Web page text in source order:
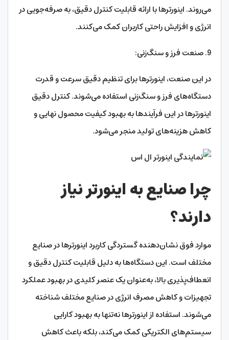
می‌روند. اینورترها با ارائه قابلیت کنترل دقیق، به صرفه‌جویی در
انرژی و افزایش راحتی کاربران کمک می‌کنند.
9. صنعت فرز و سنگ‌زنی:
در این صنعت، اینورترها برای تنظیم دقیق سرعت و قدرت
دستگاه‌های فرز و سنگ‌زنی استفاده می‌شوند. کنترل دقیق
اینورترها در این فرآیندها به بهبود کیفیت محصول نهایی و
کاهش هزینه‌های تولید منجر می‌شود.
چرا صنایع به اینورتر نیاز
دارند؟
موارد فوق نشان‌دهنده گستردگی کاربرد اینورترها در صنایع
مختلف است. این دستگاه‌ها به دلیل قابلیت کنترل دقیق و
انعطاف‌پذیری بالا، به‌عنوان یک عنصر کلیدی در بهبود عملکرد
تجهیزات و کاهش مصرف انرژی در صنایع مختلف شناخته
می‌شوند. استفاده از اینورترها نه‌تنها به بهبود کارایی
سیستم‌های الکتریکی کمک می‌کند، بلکه باعث کاهش